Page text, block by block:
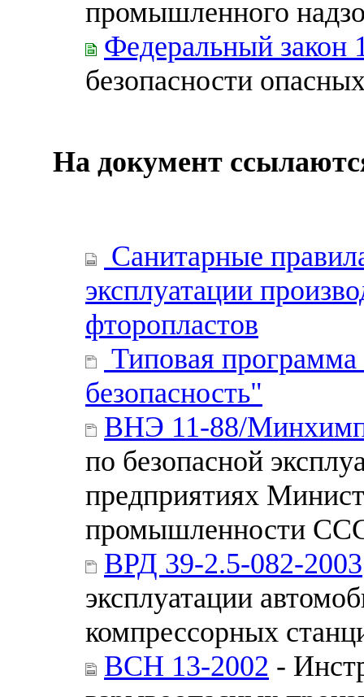
промышленного
Федеральный закон
безопасности
На документ
Санитарные
эксплуатации
фторопластов
Типовая
безопасность"
ВНЭ 11-88/
по безопасной
предприятиях
промышленности
ВРД 39-2.5-082-2003
эксплуатации
компрессорных
ВСН 13-2002 -